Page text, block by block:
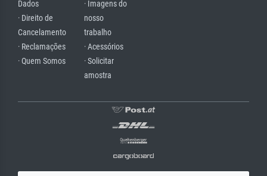
Dados
· Direito de
Cancelamento
· Reclamações
· Quem Somos
· Imagens do
nosso
trabalho
· Acessórios
· Solicitar
amostra